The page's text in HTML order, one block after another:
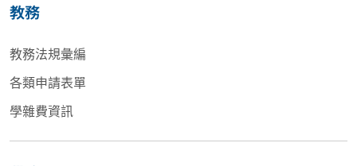
教務
教務法規彙編
各類申請表單
學雜費資訊